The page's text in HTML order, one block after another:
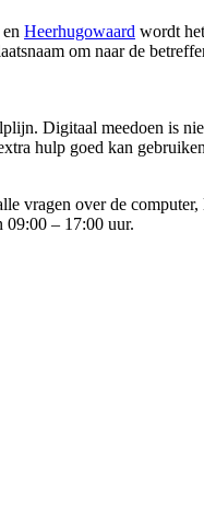
en Heerhugowaard wordt
om naar de
Digitaal meedoen is
hulp goed kan
vragen over de computer,
09:00 – 17:00 uur.